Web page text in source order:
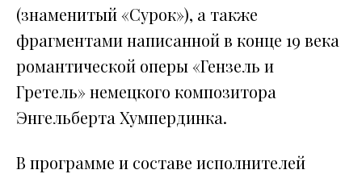
(знаменитый «Сурок»), а также
фрагментами написанной в конце 19 века
романтической оперы «Гензель и
Гретель» немецкого композитора
Энгельберта Хумпердинка.
В программе и составе исполнителей